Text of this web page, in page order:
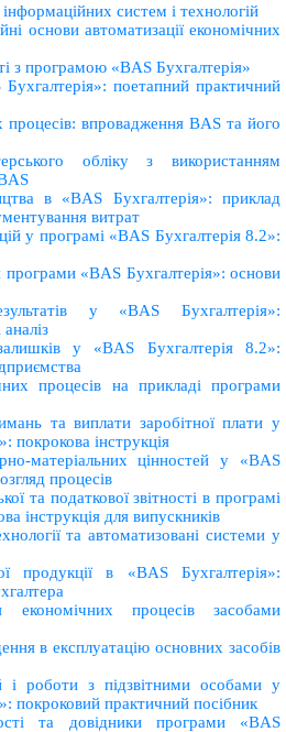
систем і технологій
основи автоматизацiї економiчних
з програмою «BAS Бухгалтерія»
поетапний практичний
процесiв: впровадження BAS та його
обліку з використанням
в «BAS Бухгалтерiя»: приклад
витрат
у програмі «BAS Бухгалтерія 8.2»:
«BAS Бухгалтерія»: основи
у «BAS Бухгалтерія»:
у «BAS Бухгалтерія 8.2»:
процесів на прикладі програми
та виплати заробітної плати у
покрокова інструкція
матеріальних цінностей у «BAS
процесів
та податкової звітності в програмі
інструкція для випускників
та автоматизованi системи у
продукцiї в «BAS Бухгалтерiя»:
економічних процесів засобами
в експлуатацiю основних засобiв
і роботи з підзвітними особами у
покроковий практичний посібник
та довідники програми «BAS